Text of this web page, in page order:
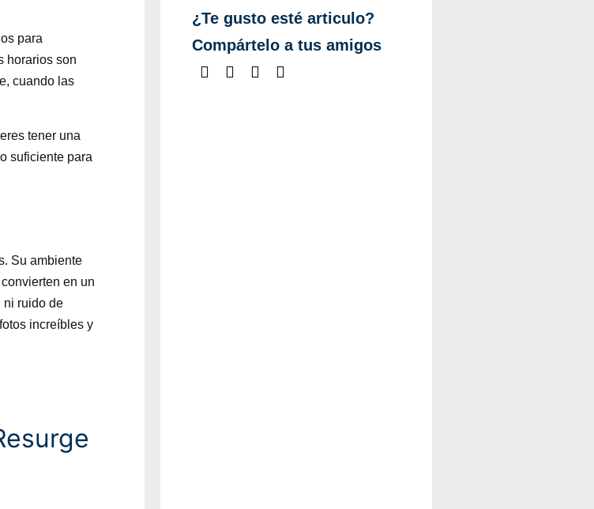
para
horarios son
cuando las
tener una
suficiente para
Su ambiente
en un
ni ruido de
increíbles y
¿Te gusto esté articulo?
Compártelo a tus amigos